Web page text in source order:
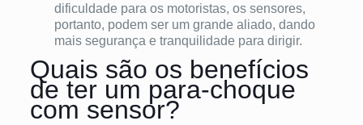
dificuldade para os motoristas, os sensores,
portanto, podem ser um grande aliado, dando
mais segurança e tranquilidade para dirigir.
Quais são os benefícios
de ter um para-choque
com sensor?